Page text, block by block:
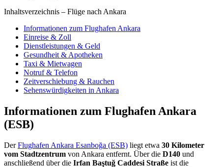
Inhaltsverzeichnis – Flüge nach Ankara
Informationen zum Flughafen Ankara
Einreise & Zoll
Dienstleistungen & Geld
Gesundheit & Apotheken
Taxi & Mietwagen
Notruf & Telefon
Zeitverschiebung & Rauchen
Sehenswürdigkeiten in Ankara
Informationen zum Flughafen Ankara
(ESB)
DerFlughafen Ankara Esanboğa (ESB) liegt etwa 30 Kilometer
vom Stadtzentrum von Ankara entfernt. Über die D140 und
anschließend über die Irfan Baştuğ Caddesi Straße ist die